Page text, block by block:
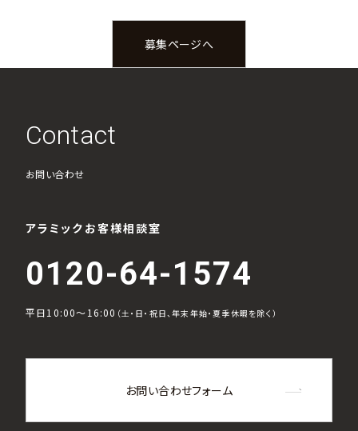
募集ページへ
Contact
お問い合わせ
アラミックお客様相談室
0120-64-1574
平日10:00～16:00 （土・日・祝日、年末年始・夏季休暇を除く）
お問い合わせフォーム